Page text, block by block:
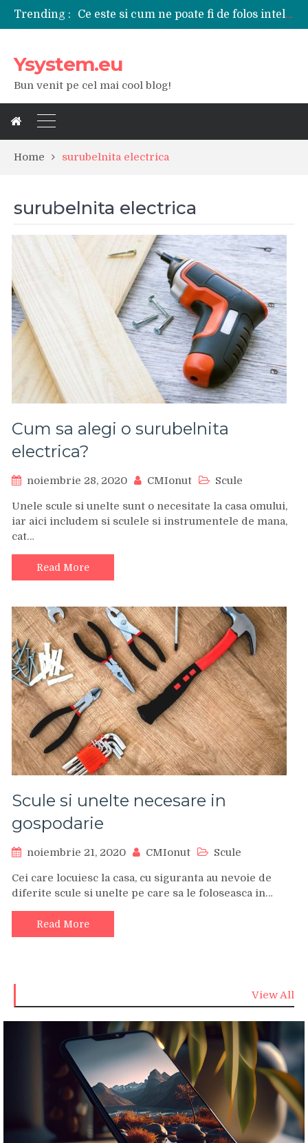
Trending :
Tipuri de polizoare de care este nevoie intr-un atelier
iPhone 16Pro Max sau Samsung Galaxy S24 Ultra?
Ysystem.eu
Bun venit pe cel mai cool blog!
Home surubelnita electrica
surubelnita electrica
Cum sa alegi o surubelnita
electrica?
noiembrie 28, 2020 CMIonut Scule
Unele scule si unelte sunt o necesitate la casa omului,
iar aici includem si sculele si instrumentele de mana,
cat…
Read More
Scule si unelte necesare in
gospodarie
noiembrie 21, 2020 CMIonut Scule
Cei care locuiesc la casa, cu siguranta au nevoie de
diferite scule si unelte pe care sa le foloseasca in…
Read More
View All